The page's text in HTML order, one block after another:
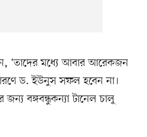
‘তাদের মধ্যে আবার আরেকজন
ড. ইউনুস সফল হবেন না।
জন্য বঙ্গবন্ধুকন্যা টানেল চালু